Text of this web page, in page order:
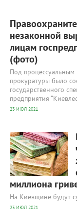
незаконной
лицам
(фото)
Под процессуальным
прокуратуры было
государственного
предприятия
23 ИЮЛ 2021
миллиона
На Киевщине будут
23 ИЮЛ 2021